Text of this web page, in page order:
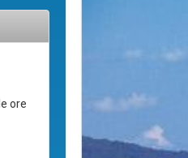
ore